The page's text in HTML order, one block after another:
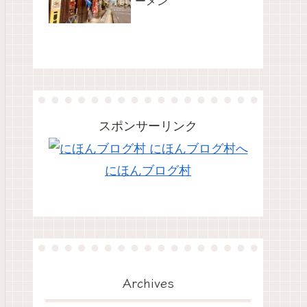
スポンサーリンク
にほんブログ村
Archives